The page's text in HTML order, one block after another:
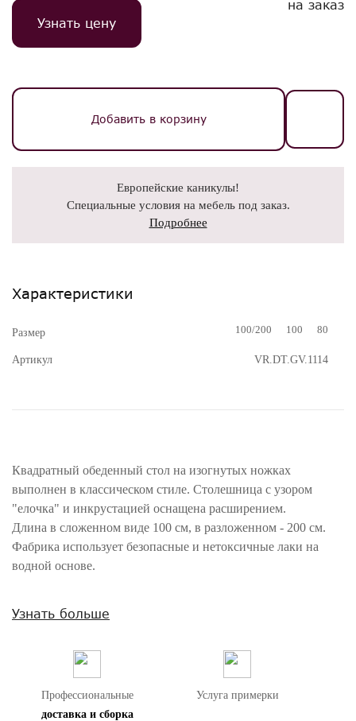
Узнать цену
на заказ
Добавить в корзину
Европейские каникулы!
Специальные условия на мебель под заказ.
Подробнее
Характеристики
Размер 100/200 100 80
Артикул VR.DT.GV.1114
Квадратный обеденный стол на изогнутых ножках
выполнен в классическом стиле. Столешница с узором
"елочка" и инкрустацией оснащена расширением.
Длина в сложенном виде 100 см, в разложенном - 200 см.
Фабрика использует безопасные и нетоксичные лаки на
водной основе.
особенностей цветопередачи различных мониторов.
Узнать больше
Профессиональные
доставка и сборка
Услуга примерки